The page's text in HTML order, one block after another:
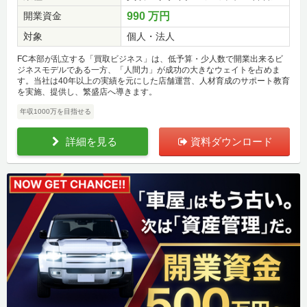
開業資金
990 万円
対象 個人・法人
FC本部が乱立する「買取ビジネス」は、低予算・少人数で開業出来るビ
ジネスモデルである一方、「人間力」が成功の大きなウェイトを占めま
す。当社は40年以上の実績を元にした店舗運営、人材育成のサポート教育
を実施、提供し、繁盛店へ導きます。
年収1000万を目指せる
詳細を見る 資料ダウンロード